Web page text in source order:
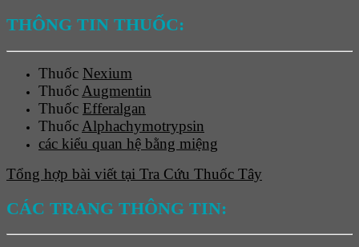
THÔNG TIN THUỐC:
Thuốc Nexium
Thuốc Augmentin
Thuốc Efferalgan
Thuốc Alphachymotrypsin
các kiểu quan hệ bằng miệng
Tổng hợp bài viết tại Tra Cứu Thuốc Tây
CÁC TRANG THÔNG TIN: